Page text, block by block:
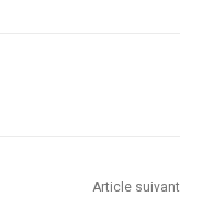
Article suivant